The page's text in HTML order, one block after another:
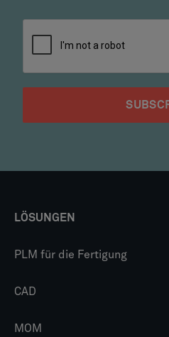
LÖSUNGEN
PLM für die Fertigung
CAD
MOM